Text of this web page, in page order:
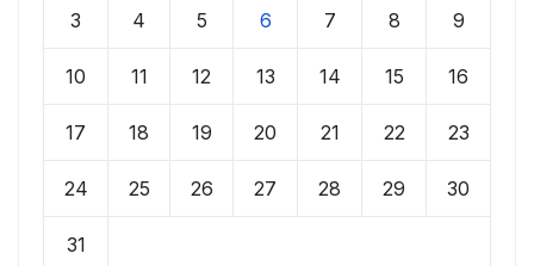
3 4 5 6 7 8 9
10 11 12 13 14 15 16
17 18 19 20 21 22 23
24 25 26 27 28 29 30
31